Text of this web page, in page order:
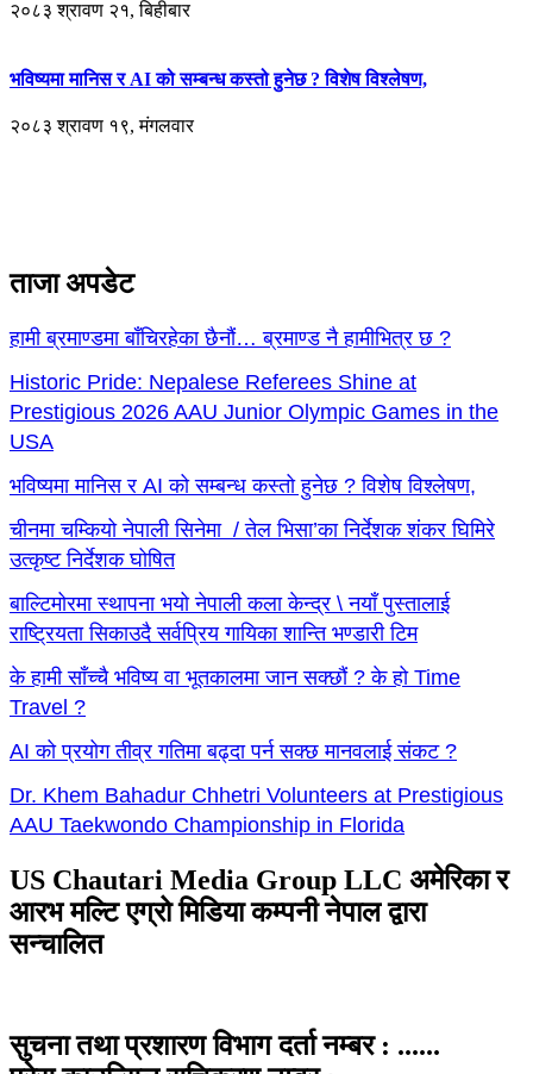
२०८३ श्रावण २१, बिहीबार
भविष्यमा मानिस र AI को सम्बन्ध कस्तो हुनेछ ? विशेष विश्लेषण,
२०८३ श्रावण १९, मंगलवार
ताजा अपडेट
हामी ब्रमाण्डमा बाँचिरहेका छैनौं… ब्रमाण्ड नै हामीभित्र छ ?
Historic Pride: Nepalese Referees Shine at
Prestigious 2026 AAU Junior Olympic Games in the
USA
भविष्यमा मानिस र AI को सम्बन्ध कस्तो हुनेछ ? विशेष विश्लेषण,
चीनमा चम्कियो नेपाली सिनेमा / तेल भिसा’का निर्देशक शंकर घिमिरे
उत्कृष्ट निर्देशक घोषित
बाल्टिमोरमा स्थापना भयो नेपाली कला केन्द्र \ नयाँ पुस्तालाई
राष्ट्रियता सिकाउदै सर्वप्रिय गायिका शान्ति भण्डारी टिम
के हामी साँच्चै भविष्य वा भूतकालमा जान सक्छौं ? के हो Time
Travel ?
AI को प्रयोग तीव्र गतिमा बढ्दा पर्न सक्छ मानवलाई संकट ?
Dr. Khem Bahadur Chhetri Volunteers at Prestigious
AAU Taekwondo Championship in Florida
US Chautari Media Group LLC अमेरिका र
आरभ मल्टि एग्रो मिडिया कम्पनी नेपाल द्वारा
सन्चालित
सुचना तथा प्रशारण विभाग दर्ता नम्बर : ......